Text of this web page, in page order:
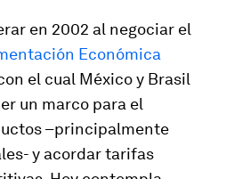
en 2002 al negociar el
Económica
el cual México y Brasil
un marco para el
–principalmente
y acordar tarifas